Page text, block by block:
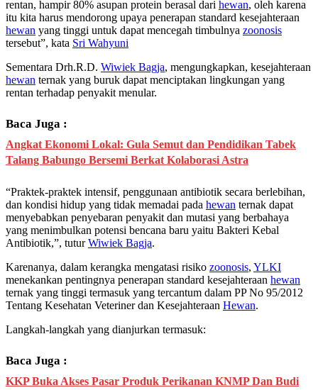
rentan, hampir 80% asupan protein berasal dari hewan, oleh karena
itu kita harus mendorong upaya penerapan standard kesejahteraan
hewan yang tinggi untuk dapat mencegah timbulnya zoonosis
tersebut”, kata Sri Wahyuni
Sementara Drh.R.D. Wiwiek Bagja, mengungkapkan, kesejahteraan
hewan ternak yang buruk dapat menciptakan lingkungan yang
rentan terhadap penyakit menular.
Baca Juga :
Angkat Ekonomi Lokal: Gula Semut dan Pendidikan Tabek
Talang Babungo Bersemi Berkat Kolaborasi Astra
“Praktek-praktek intensif, penggunaan antibiotik secara berlebihan,
dan kondisi hidup yang tidak memadai pada hewan ternak dapat
menyebabkan penyebaran penyakit dan mutasi yang berbahaya
yang menimbulkan potensi bencana baru yaitu Bakteri Kebal
Antibiotik,”, tuturWiwiek Bagja.
Karenanya, dalam kerangka mengatasi risiko zoonosis, YLKI
menekankan pentingnya penerapan standard kesejahteraan hewan
ternak yang tinggi termasuk yang tercantum dalam PP No 95/2012
Tentang Kesehatan Veteriner dan Kesejahteraan Hewan.
Langkah-langkah yang dianjurkan termasuk:
Baca Juga :
KKP Buka Akses Pasar Produk Perikanan KNMP Dan Budi